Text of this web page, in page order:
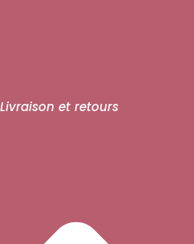
Livraison et retours